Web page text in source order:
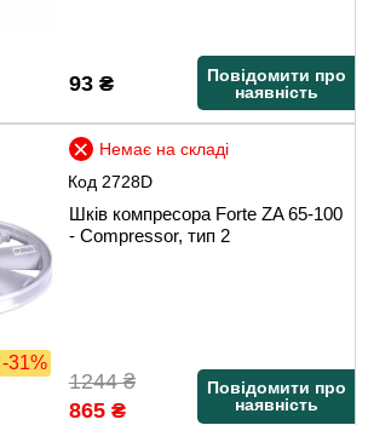
93₴
Повідомити про
наявність
Код2728D
-31%
Немає на складі
Шків компресора Forte ZA 65-100
- Compressor, тип 2
865₴
1244₴
Повідомити про
наявність